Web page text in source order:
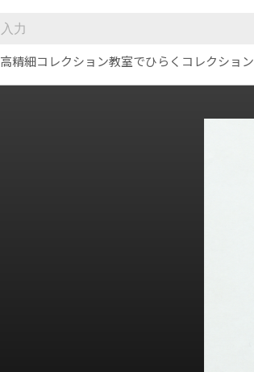
高精細コレクション教室でひらくコレクション